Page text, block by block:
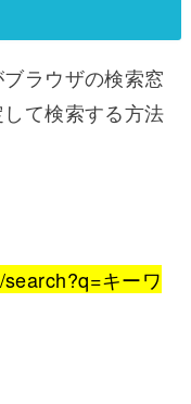
ラウザの検索窓
て検索する方法
キーワ